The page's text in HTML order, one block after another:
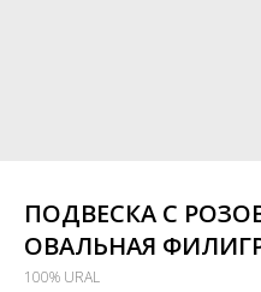
ПОДВЕСКА С
ОВАЛЬНАЯ
100% URAL